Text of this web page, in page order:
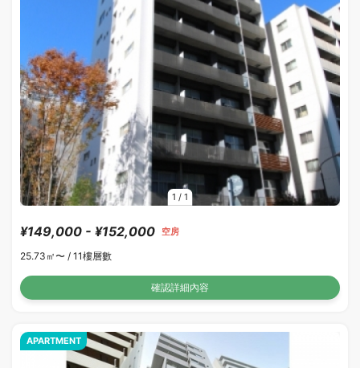
1 / 1
¥149,000 - ¥152,000 空房
25.73㎡〜 / 11樓層數
確認詳細內容
APARTMENT